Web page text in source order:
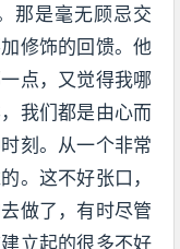
那是毫无顾忌交
修饰的回馈。他
点，又觉得我哪
我们都是由心而
刻。从一个非常
。这不好张口，
做了，有时尽管
立起的很多不好